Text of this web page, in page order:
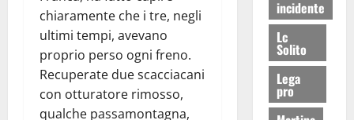
chiaramente che i tre, negli
ultimi tempi, avevano
proprio perso ogni freno.
Recuperate due scacciacani
con otturatore rimosso,
qualche passamontagna,
incidente
Lc
Solito
Lega
pro